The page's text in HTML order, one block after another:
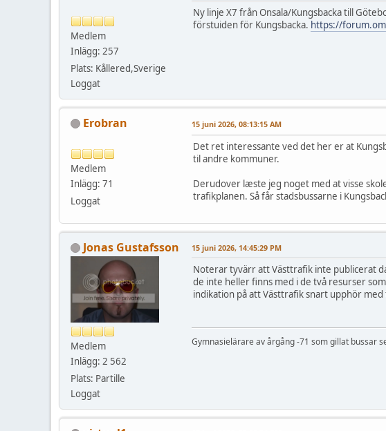
Medlem
Inlägg: 257
Plats: Kållered,Sverige
Loggat
Ny linje X7 från Onsala/Kungsbacka till
förstuiden för Kungsbacka. https://
Erobran
Medlem
Inlägg: 71
Loggat
15 juni 2026, 08:13:15 AM
Det ret interessante ved det her er at
til andre kommuner.
Derudover læste jeg noget med at visse
trafikplanen. Så får stadsbussarne i
Jonas Gustafsson
Medlem
Inlägg: 2 562
Plats: Partille
Loggat
15 juni 2026, 14:45:29 PM
Noterar tyvärr att Västtrafik inte publicerat
de inte heller finns med i de två resurser
indikation på att Västtrafik snart upphör
Gymnasielärare av årgång -71 som gillat bussar